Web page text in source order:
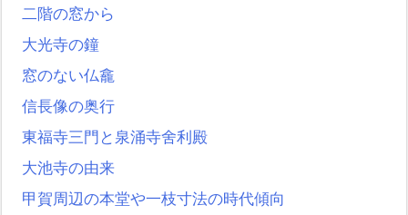
二階の窓から
大光寺の鐘
窓のない仏龕
信長像の奥行
東福寺三門と泉涌寺舍利殿
大池寺の由来
甲賀周辺の本堂や一枝寸法の時代傾向